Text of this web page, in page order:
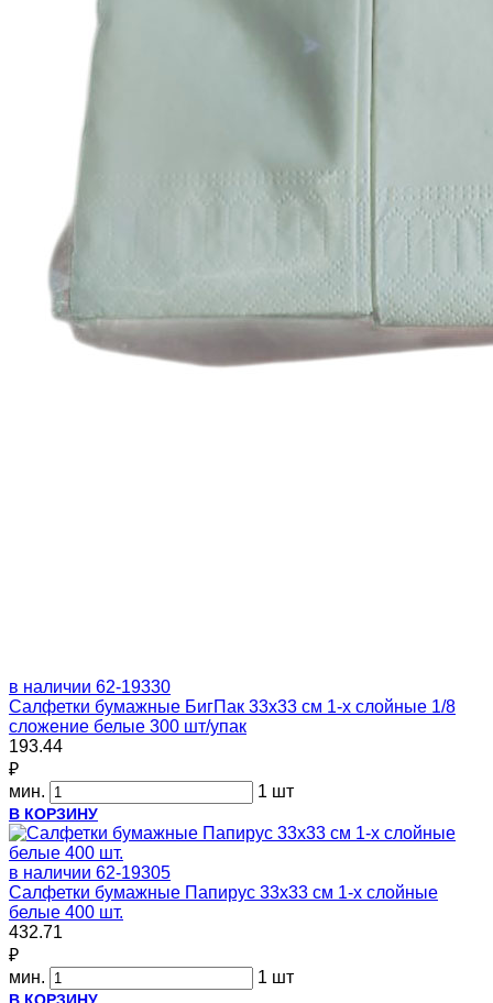
в наличии 62-19330
Салфетки бумажные БигПак 33х33 см 1-х слойные 1/8
сложение белые 300 шт/упак
193.44
₽
мин.
1 шт
В КОРЗИНУ
в наличии 62-19305
Салфетки бумажные Папирус 33х33 см 1-х слойные
белые 400 шт.
432.71
₽
мин.
1 шт